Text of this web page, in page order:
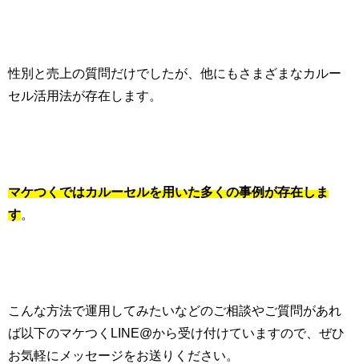
性別と売上の質問だけでしたが、他にもさまざまなカルー
セル活用法が存在します。
マケつくではカルーセルを用いた多くの事例が存在しま
す
こんな方法で運用してみたいなどのご相談やご質問があれ
ば以下のマケつく
LINE@から受け付けていますので、ぜひ
お気軽にメッセージをお送りください。